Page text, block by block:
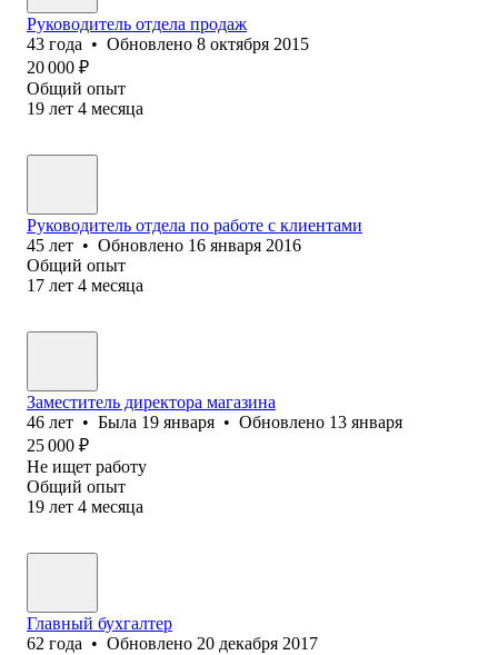
Руководитель отдела продаж
43 года • Обновлено 8 октября 2015
20 000 ₽
Общий опыт
19 лет 4 месяца
Руководитель отдела по работе с клиентами
45 лет • Обновлено 16 января 2016
Общий опыт
17 лет 4 месяца
Заместитель директора магазина
46 лет • Была 19 января • Обновлено 13 января
25 000 ₽
Не ищет работу
Общий опыт
19 лет 4 месяца
Главный бухгалтер
62 года • Обновлено 20 декабря 2017